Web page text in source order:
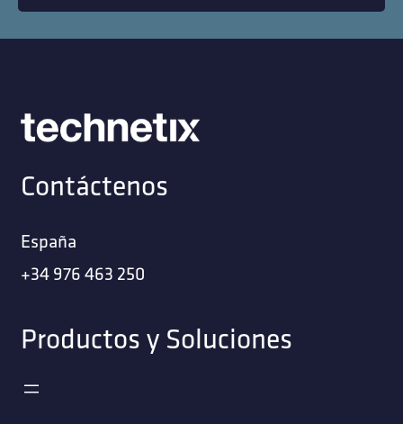
Contáctenos
España
+34 976 463 250
Productos y Soluciones